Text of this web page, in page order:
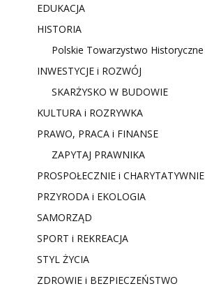
EDUKACJA
HISTORIA
Polskie Towarzystwo Historyczne
INWESTYCJE i ROZWÓJ
SKARŻYSKO W BUDOWIE
KULTURA i ROZRYWKA
PRAWO, PRACA i FINANSE
ZAPYTAJ PRAWNIKA
PROSPOŁECZNIE i CHARYTATYWNIE
PRZYRODA i EKOLOGIA
SAMORZĄD
SPORT i REKREACJA
STYL ŻYCIA
ZDROWIE i BEZPIECZEŃSTWO